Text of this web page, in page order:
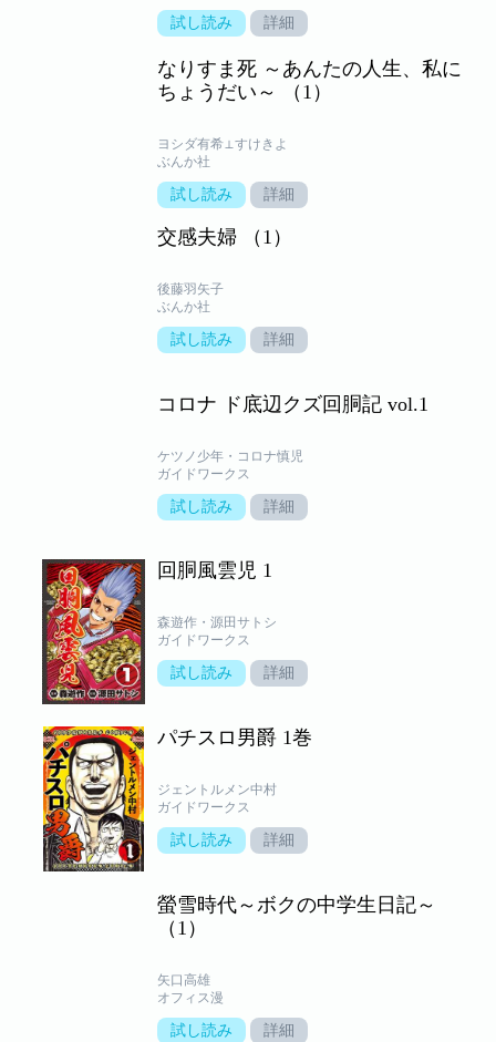
試し読み 詳細
なりすま死 ～あんたの人生、私に
ちょうだい～ （1）
ヨシダ有希⊥すけきよ
ぶんか社
試し読み 詳細
交感夫婦 （1）
後藤羽矢子
ぶんか社
試し読み 詳細
コロナ ド底辺クズ回胴記 vol.1
ケツノ少年・コロナ慎児
ガイドワークス
試し読み 詳細
回胴風雲児 1
森遊作・源田サトシ
ガイドワークス
試し読み 詳細
パチスロ男爵 1巻
ジェントルメン中村
ガイドワークス
試し読み 詳細
螢雪時代～ボクの中学生日記～
（1）
矢口高雄
オフィス漫
試し読み 詳細